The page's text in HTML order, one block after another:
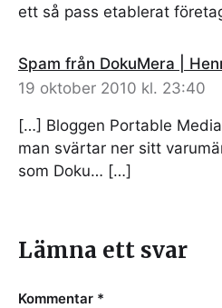
ett så pass etablerat
Spam från DokuMera |
19 oktober 2010 kl. 23:40
[…] Bloggen Portable
man svärtar ner sitt
som Doku… […]
Lämna ett svar
Kommentar *